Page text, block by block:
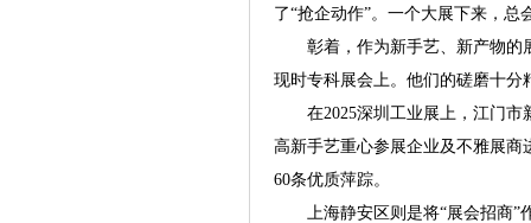
了“抢企动作”。一个大展下来，
彰着，作为新手艺、新产物的展
现时专科展会上。他们的磋磨十
在2025深圳工业展上，江门市
高新手艺重心参展企业及不雅展
60条优质萍踪。
上海静安区则是将“展会招商”作